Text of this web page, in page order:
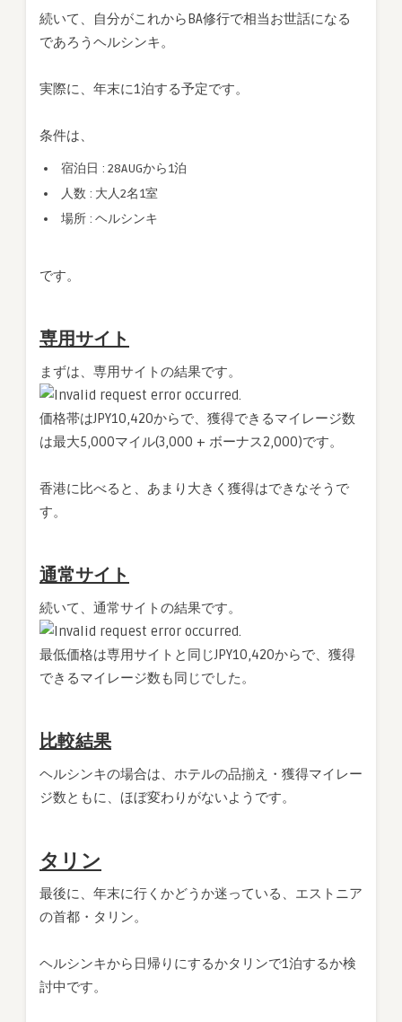
続いて、自分がこれからBA修行で相当お世話になる
であろうヘルシンキ。
実際に、年末に1泊する予定です。
条件は、
宿泊日 : 28AUGから1泊
人数 : 大人2名1室
場所 : ヘルシンキ
です。
専用サイト
まずは、専用サイトの結果です。
価格帯はJPY10,420からで、獲得できるマイレージ数
は最大5,000マイル(3,000 + ボーナス2,000)です。
香港に比べると、あまり大きく獲得はできなそうで
す。
通常サイト
続いて、通常サイトの結果です。
最低価格は専用サイトと同じJPY10,420からで、獲得
できるマイレージ数も同じでした。
比較結果
ヘルシンキの場合は、ホテルの品揃え・獲得マイレー
ジ数ともに、ほぼ変わりがないようです。
タリン
最後に、年末に行くかどうか迷っている、エストニア
の首都・タリン。
ヘルシンキから日帰りにするかタリンで1泊するか検
討中です。